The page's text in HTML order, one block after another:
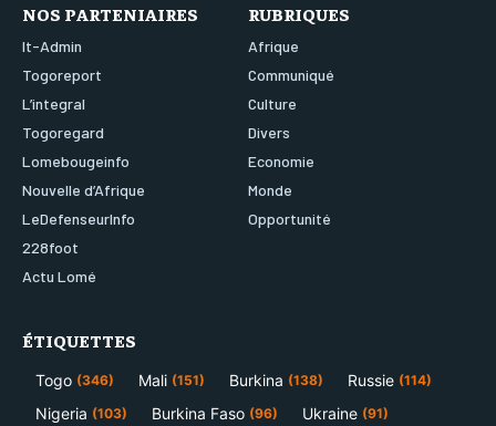
NOS PARTENIAIRES
It-Admin
Togoreport
L’integral
Togoregard
Lomebougeinfo
Nouvelle d’Afrique
LeDefenseurInfo
228foot
Actu Lomé
RUBRIQUES
Afrique
Communiqué
Culture
Divers
Economie
Monde
Opportunité
ÉTIQUETTES
Togo (346) Mali (151) Burkina (138) Russie (114)
Nigeria (103) Burkina Faso (96) Ukraine (91)